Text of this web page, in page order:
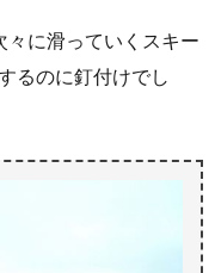
に滑っていくスキー
るのに釘付けでし